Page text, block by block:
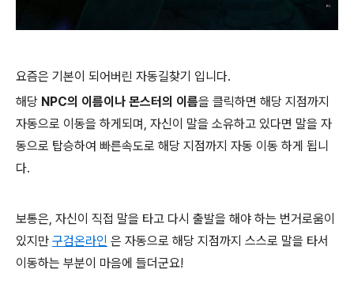
요즘은 기본이 되어버린 자동길찾기 입니다.
해당 NPC의 이름이나 몬스터의 이름을 클릭하면 해당 지점까지
자동으로 이동을 하게되며, 자신이 말을 소유하고 있다면 말을 자
동으로 탑승하여 빠른속도로 해당 지점까지 자동 이동 하게 됩니
다.
보통은, 자신이 직접 말을 타고 다시 출발을 해야 하는 번거로움이
있지만 구검온라인 은 자동으로 해당 지점까지 스스로 말을 타서
이동하는 부분이 마음에 들더군요!